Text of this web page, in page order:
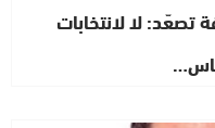
تصعّد: لا لانتخابات